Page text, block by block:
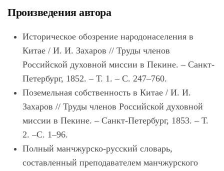
Произведения автора
Историческое обозрение народонаселения в
Китае / И. И. Захаров // Труды членов
Российской духовной миссии в Пекине. – Санкт-
Петербург, 1852. – Т. 1. – С. 247–760.
Поземельная собственность в Китае / И. И.
Захаров // Труды членов Российской духовной
миссии в Пекине. – Санкт-Петербург, 1853. – Т.
2. –С. 1–96.
Полный манчжурско-русский словарь,
составленный преподавателем манчжурского